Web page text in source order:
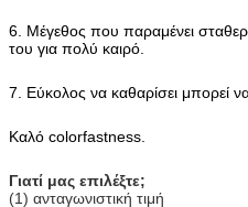
6. Μέγεθος που παραμένει
του για πολύ καιρό.
7. Εύκολος να καθαρίσει μπορεί
Καλό colorfastness.
Γιατί μας επιλέξτε;
(1) ανταγωνιστική τιμή